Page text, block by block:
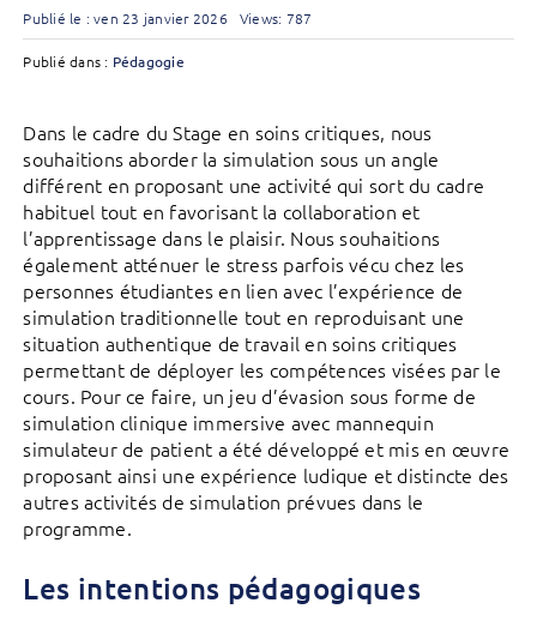
Publié le : ven 23 janvier 2026 Views: 787
Publié dans : Pédagogie
Dans le cadre du Stage en soins critiques, nous
souhaitions aborder la simulation sous un angle
différent en proposant une activité qui sort du cadre
habituel tout en favorisant la collaboration et
l’apprentissage dans le plaisir. Nous souhaitions
également atténuer le stress parfois vécu chez les
personnes étudiantes en lien avec l’expérience de
simulation traditionnelle tout en reproduisant une
situation authentique de travail en soins critiques
permettant de déployer les compétences visées par le
cours. Pour ce faire, un jeu d’évasion sous forme de
simulation clinique immersive avec mannequin
simulateur de patient a été développé et mis en œuvre
proposant ainsi une expérience ludique et distincte des
autres activités de simulation prévues dans le
programme.
Les intentions pédagogiques